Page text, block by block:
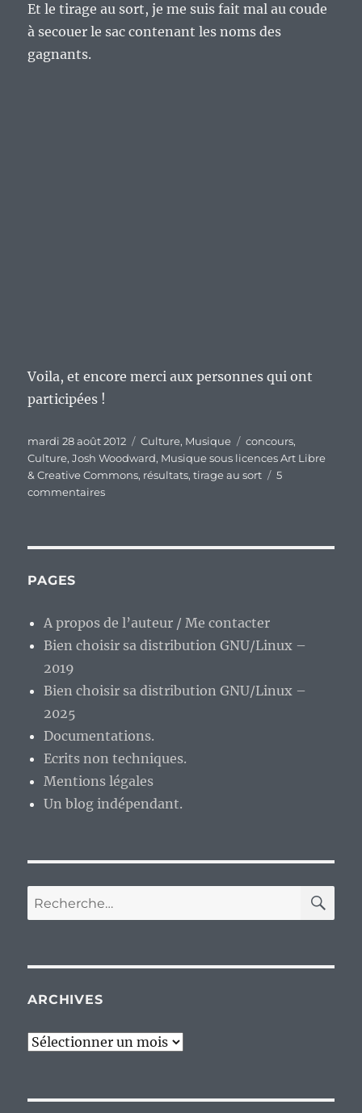
Et le tirage au sort, je me suis fait mal au coude
à secouer le sac contenant les noms des
gagnants.
Voila, et encore merci aux personnes qui ont
participées !
Publié
le
mardi 28 août 2012 Catégories
Culture, Musique Étiquettes
concours,
Culture,Josh Woodward, Musique sous licences Art Libre
& Creative Commons, résultats,tirage au sort
5
commentairessur
PAGES
A propos de l’auteur / Me contacter
Bien choisir sa distribution GNU/Linux –
2019
Bien choisir sa distribution GNU/Linux –
2025
Documentations.
Ecrits non techniques.
Mentions légales
Un blog indépendant.
Recherche
pour :
ARCHIVES
Archives